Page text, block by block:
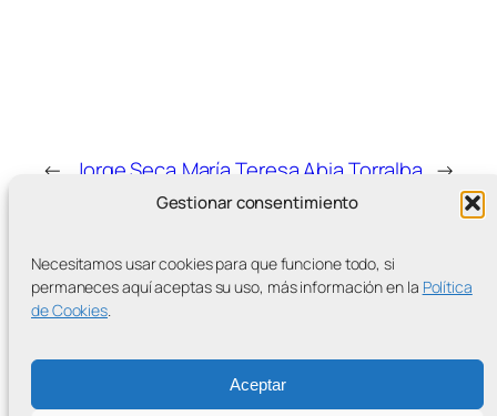
Gestionar consentimiento
Necesitamos usar cookies para que funcione todo, si
permaneces aquí aceptas su uso, más información en la Política
de Cookies.
Aceptar
← Jorge Seca María Teresa Abia Torralba →